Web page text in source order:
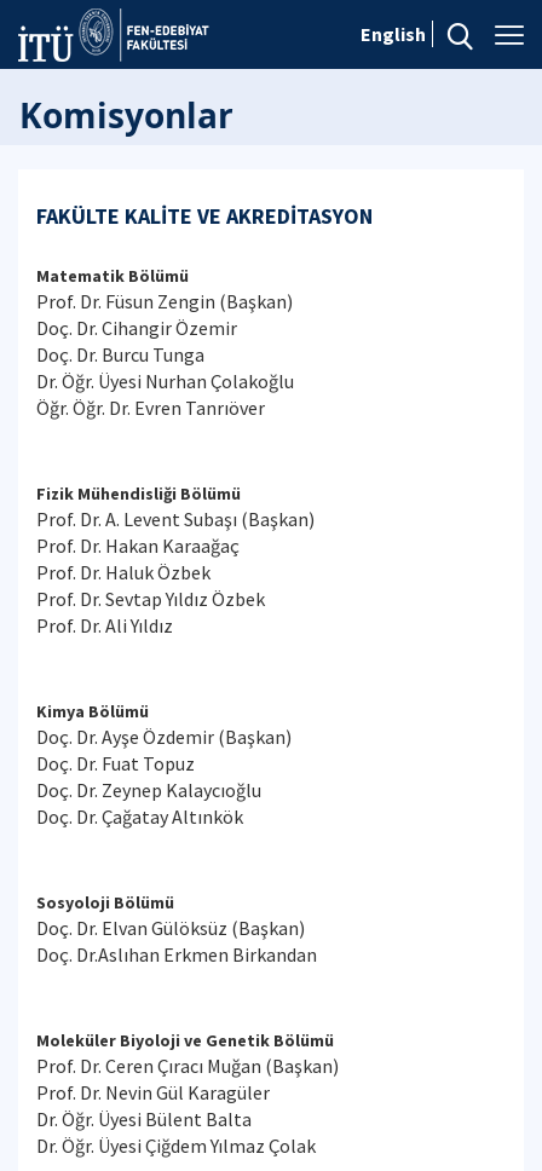
English
Komisyonlar
FAKÜLTE KALİTE VE AKREDİTASYON
Matematik Bölümü
Prof. Dr. Füsun Zengin (Başkan)
Doç. Dr. Cihangir Özemir
Doç. Dr. Burcu Tunga
Dr. Öğr. Üyesi Nurhan Çolakoğlu
Öğr. Öğr. Dr. Evren Tanrıöver
Fizik Mühendisliği Bölümü
Prof. Dr. A. Levent Subaşı (Başkan)
Prof. Dr. Hakan Karaağaç
Prof. Dr. Haluk Özbek
Prof. Dr. Sevtap Yıldız Özbek
Prof. Dr. Ali Yıldız
Kimya Bölümü
Doç. Dr. Ayşe Özdemir (Başkan)
Doç. Dr. Fuat Topuz
Doç. Dr. Zeynep Kalaycıoğlu
Doç. Dr. Çağatay Altınkök
Sosyoloji Bölümü
Doç. Dr. Elvan Gülöksüz (Başkan)
Doç. Dr.Aslıhan Erkmen Birkandan
Moleküler Biyoloji ve Genetik Bölümü
Prof. Dr. Ceren Çıracı Muğan (Başkan)
Prof. Dr. Nevin Gül Karagüler
Dr. Öğr. Üyesi Bülent Balta
Dr. Öğr. Üyesi Çiğdem Yılmaz Çolak